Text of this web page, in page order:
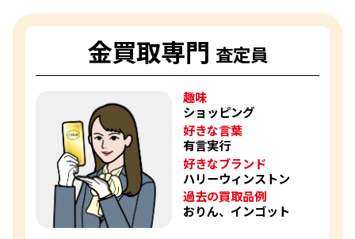
方法
や買
金買取専門 査定員
趣味
ショッピング
好きな言葉
有言実行
好きなブランド
ハリーウィンストン
過去の買取品例
おりん、インゴット